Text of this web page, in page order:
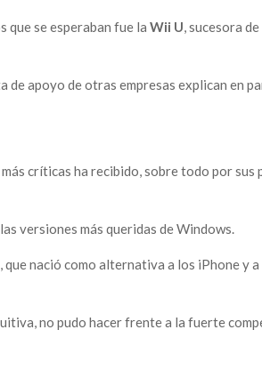
que se esperaban fue laWii U, sucesora
apoyo de otras empresas explican en
críticas ha recibido, sobre todo por sus
versiones más queridas de Windows.
, que nació como alternativa a los iPhone y
no pudo hacer frente a la fuerte